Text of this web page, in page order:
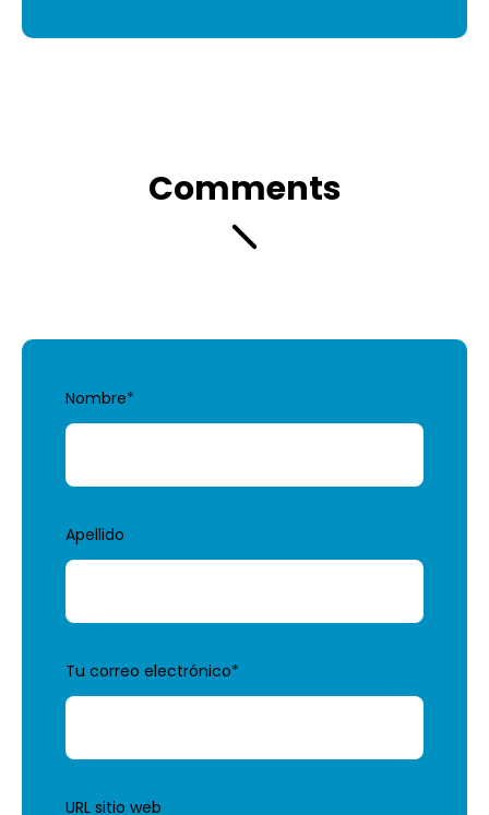
Comments
Nombre*
Apellido
Tu correo electrónico*
URL sitio web